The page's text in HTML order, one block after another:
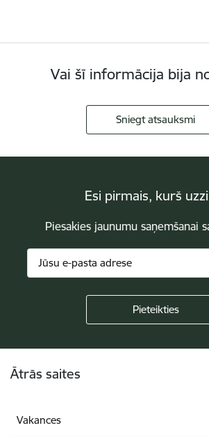
Vai šī informācija bija
Sniegt atsauksmi
Esi pirmais, kurš
Piesakies jaunumu saņemšanai
Ātrās saites
Vakances